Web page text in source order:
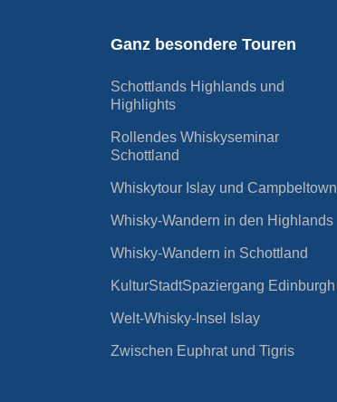
Ganz besondere Touren
Schottlands Highlands und
Highlights
Rollendes Whiskyseminar
Schottland
Whiskytour Islay und Campbeltown
Whisky-Wandern in den Highlands
Whisky-Wandern in Schottland
KulturStadtSpaziergang Edinburgh
Welt-Whisky-Insel Islay
Zwischen Euphrat und Tigris